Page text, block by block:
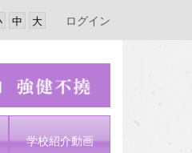
ログイン
学校紹介動画